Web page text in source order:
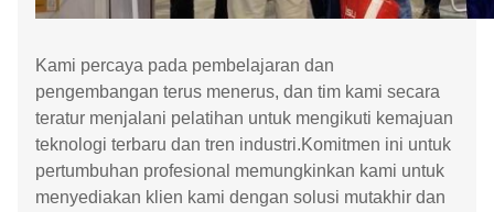
Kami percaya pada pembelajaran dan
pengembangan terus menerus, dan tim kami secara
teratur menjalani pelatihan untuk mengikuti kemajuan
teknologi terbaru dan tren industri.Komitmen ini untuk
pertumbuhan profesional memungkinkan kami untuk
menyediakan klien kami dengan solusi mutakhir dan